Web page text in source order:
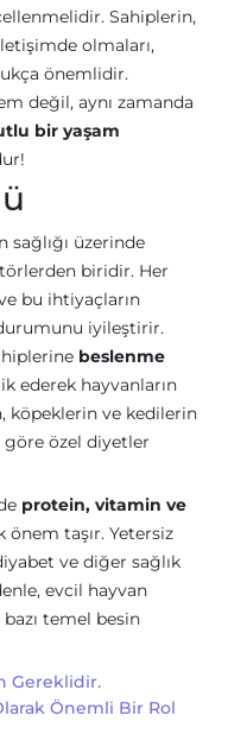
Sahiplerin,
olmaları,
önemlidir.
değil, aynı zamanda
bir yaşam
sağlığı üzerinde
biridir. Her
bu ihtiyaçların
durumunu iyileştirir.
beslenme
ederek hayvanların
köpeklerin ve kedilerin
göre özel diyetler
protein, vitamin ve
önem taşır. Yetersiz
ve diğer sağlık
evcil hayvan
temel besin
Gereklidir.
Önemli Bir Rol